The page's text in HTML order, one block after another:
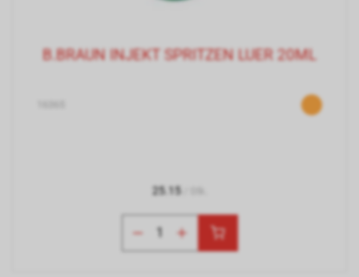
B.BRAUN INJEKT SPRITZEN LUER 20ML
25.15